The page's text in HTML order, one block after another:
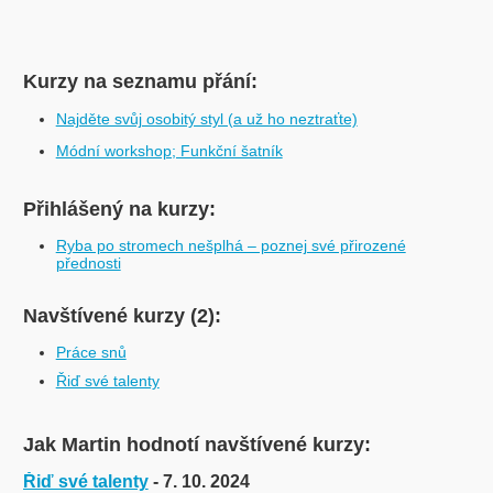
Kurzy na seznamu přání:
Najděte svůj osobitý styl (a už ho neztraťte)
Módní workshop; Funkční šatník
Přihlášený na kurzy:
Ryba po stromech nešplhá – poznej své přirozené
přednosti
Navštívené kurzy (2):
Práce snů
Řiď své talenty
Jak Martin hodnotí navštívené kurzy:
Řiď své talenty - 7. 10. 2024